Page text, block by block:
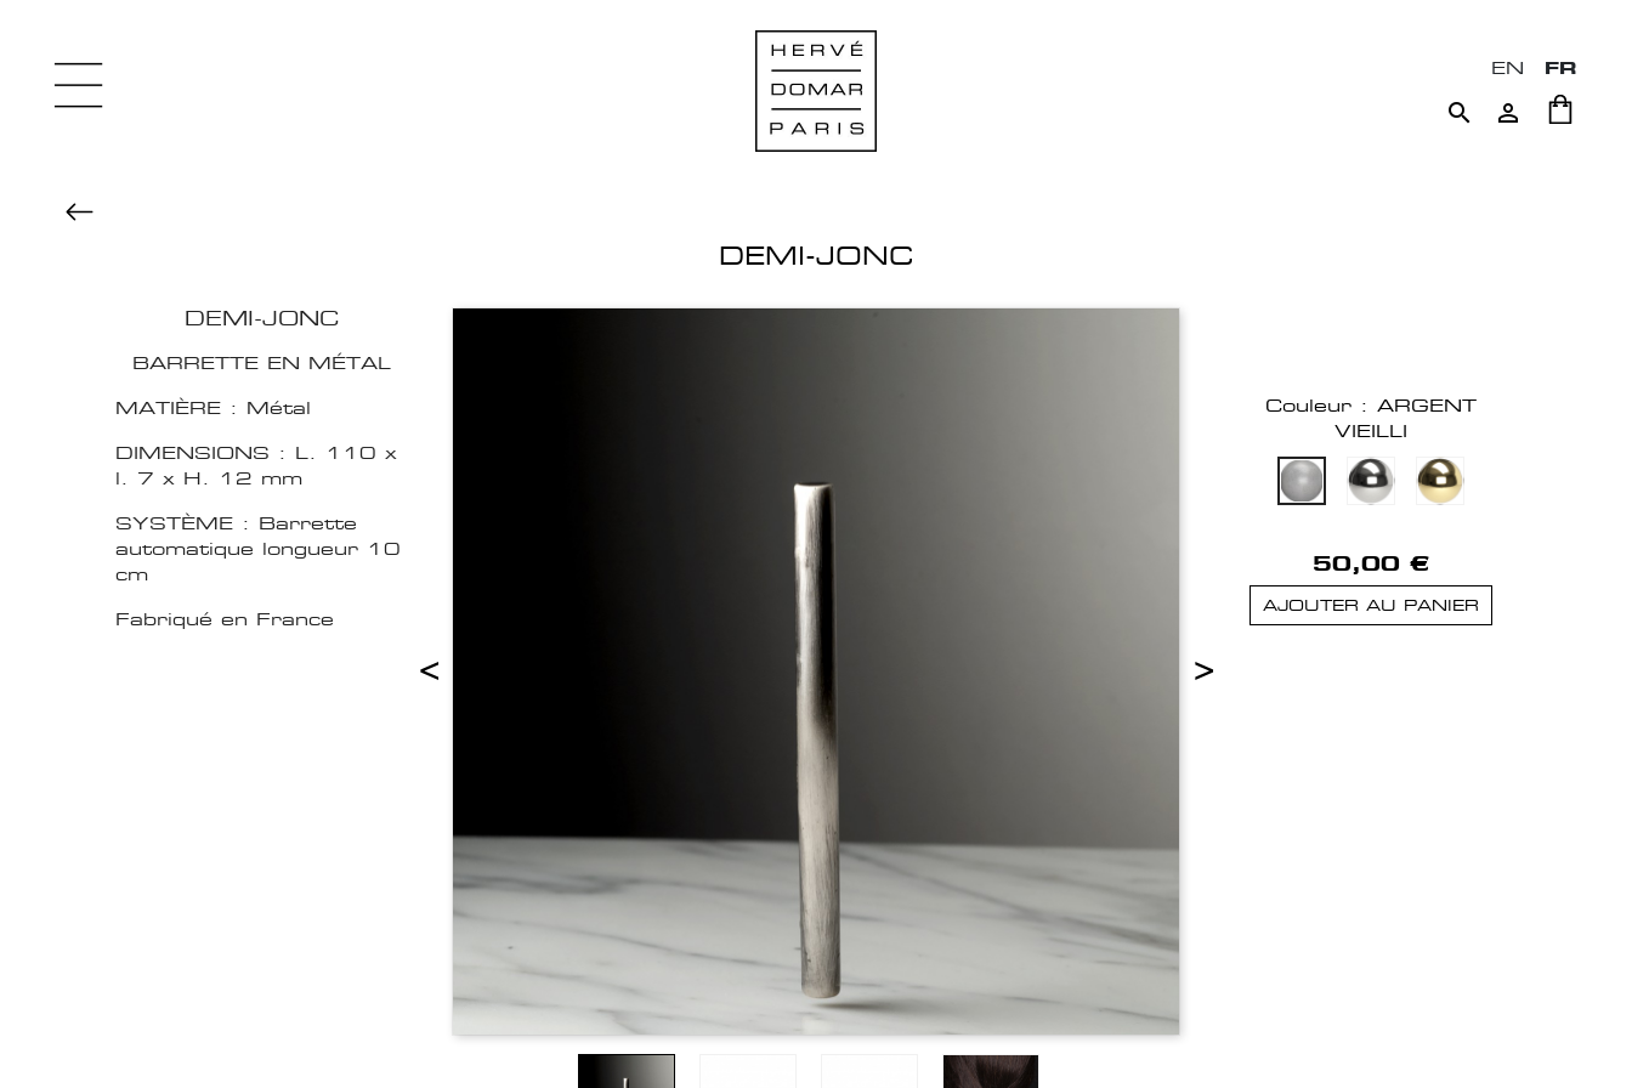
EN FR
 
DEMI-JONC
DEMI-JONC
BARRETTE EN MÉTAL
MATIÈRE : Métal
DIMENSIONS : L. 110 x
l. 7 x H. 12 mm
SYSTÈME : Barrette
automatique longueur 10
cm
Fabriqué en France
< >
Couleur : ARGENT
VIEILLI
50,00 €
AJOUTER AU PANIER